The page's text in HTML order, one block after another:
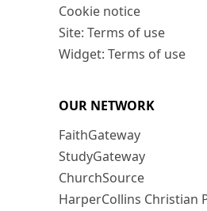
Cookie notice
Site: Terms of use
Widget: Terms of use
OUR NETWORK
FaithGateway
StudyGateway
ChurchSource
HarperCollins Christian